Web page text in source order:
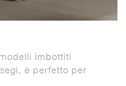
imbottiti
è perfetto per